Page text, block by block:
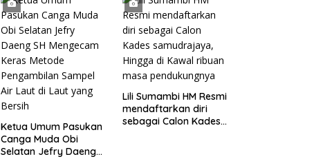
Ketua Umum Pasukan
Canga Muda Obi
Selatan Jefry Daeng
Lili Sumambi HM Resmi
mendaftarkan diri
sebagai Calon Kades